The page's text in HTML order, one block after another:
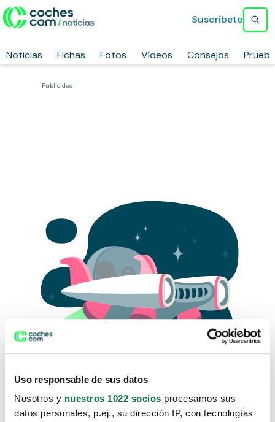
Uso responsable de sus datos
Nosotros y nuestros 1022 socios procesamos sus
datos personales, p.ej., su dirección IP, con tecnologías
Noticias Fichas Fotos Vídeos Consejos
Suscríbete
Publicidad